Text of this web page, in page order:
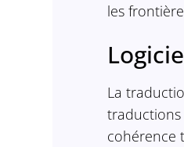
les
La
traductions
cohérence